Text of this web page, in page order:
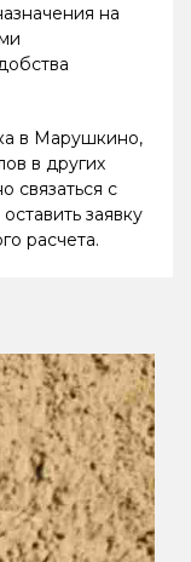
на
в Марушкино,
в других
связаться с
заявку
расчета.